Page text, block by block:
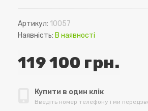
Артикул: 10057
Наявність: В наявності
119 100 грн.
Купити в один клік
Введіть номер телефону і ми